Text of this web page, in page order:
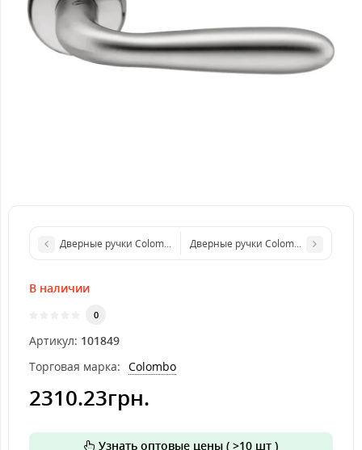
Дверные ручки Colombo Design Robot CD 41 матовый хром с
Дверные ручки Colombo Design
В наличии
0
Артикул: 101849
Торговая марка: Colombo
2310.23грн.
Узнать оптовые цены ( >10 шт )